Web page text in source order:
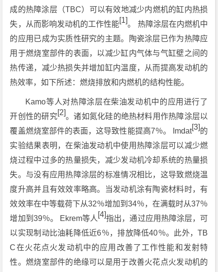
成的热障涂层（TBC）可以有效地减少内燃机的缸内热损
失，从而影响发动机的工作性能[1]。 热障涂层在内燃机中
的应用已成为实质性研究的主题。陶瓷涂层已作为热障应
用于燃烧室部件的表面，以减少缸内气体与气缸壁之间的
热传递，减少热损失并增加缸内温度，从而提高发动机的
热效率，如下所述：燃烧排放和内燃机的结构性能。
Kamo等人对热障涂层在柴油发动机中的应用进行了
开创性的研究[2]。诸如氮化硅的绝热材料用作热障涂层以
覆盖燃烧室部件的表面，这导致性能提高7％。 Imdat[3]的
实验结果表明，在柴油发动机中使用热障涂层可以减少燃
烧过程中过多的热量损失，减少发动机冷却系统的热量损
失。与没有应用热障涂层的标准情况相比，这导致燃烧温
度升高并且有效效率略高。当发动机涂有陶瓷材料时，有
效效率在中等载荷下从32％增加到34％，在满载时从37％
增加到39％。 Ekrem等人 [4]指出，通过应用热障涂层，可
以实现制动比油耗降低近6％，排放降低40％。此外，TB
C在火花点火发动机中的应用改善了工作性能和发射特
性。燃烧室部件的绝缘可以是用于改善火花点火发动机的